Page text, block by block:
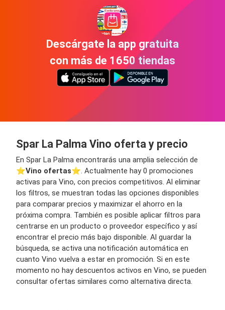
Descárgate la app gratuita
con más de 1650 tiendas
Spar La Palma Vino oferta y precio
En Spar La Palma encontrarás una amplia selección de
⭐️Vino ofertas⭐️. Actualmente hay 0 promociones
activas para Vino, con precios competitivos. Al eliminar
los filtros, se muestran todas las opciones disponibles
para comparar precios y maximizar el ahorro en la
próxima compra. También es posible aplicar filtros para
centrarse en un producto o proveedor específico y así
encontrar el precio más bajo disponible. Al guardar la
búsqueda, se activa una notificación automática en
cuanto Vino vuelva a estar en promoción. Si en este
momento no hay descuentos activos en Vino, se pueden
consultar ofertas similares como alternativa directa.